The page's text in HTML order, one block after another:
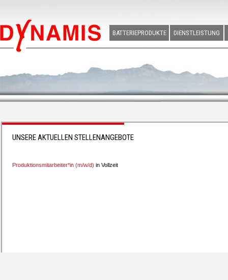
BATTERIEPRODUKTE DIENSTLEISTUNG
UNSERE AKTUELLEN STELLENANGEBOTE
Produktionsmitarbeiter*in (m/w/d) in Vollzeit